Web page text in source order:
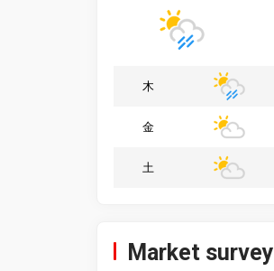
木
金
土
Market survey